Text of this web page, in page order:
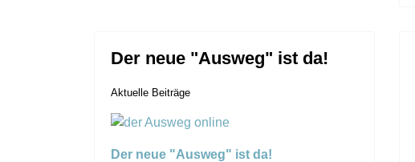
Der neue "Ausweg" ist da!
Aktuelle Beiträge
Der neue "Ausweg" ist da!